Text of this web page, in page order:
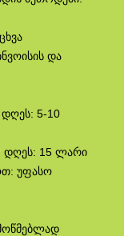
და
დღეს: 5-10
დღეს: 15 ლარი
უფასო